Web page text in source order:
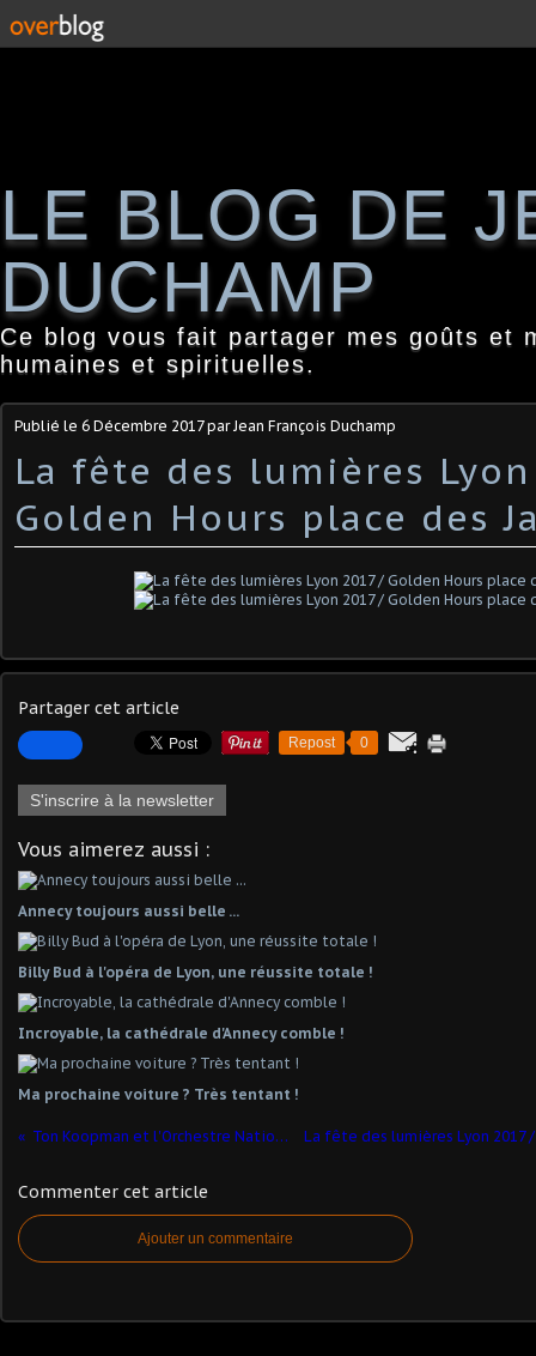
LE BLOG DE
DUCHAMP
Ce blog vous fait partager mes goûts et
humaines et spirituelles.
Publié le 6 Décembre 2017par Jean François Duchamp
La fête des lumières
Golden Hours place des
Partager cet article
Repost 0
S'inscrire à la newsletter
Vous aimerez aussi :
Annecy toujours aussi belle ...
Billy Bud à l'opéra de Lyon, une réussite totale !
Incroyable, la cathédrale d'Annecy comble !
Ma prochaine voiture ? Très tentant !
Ton Koopman et l'Orchestre National de Lyon
Commenter cet article
Ajouter un commentaire